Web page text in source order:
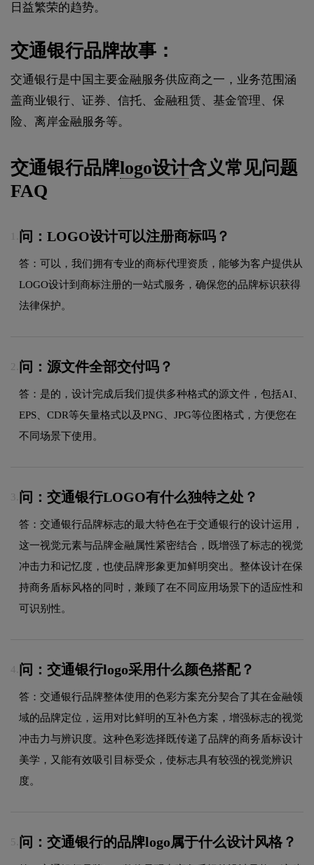
日益繁荣的趋势。
交通银行品牌故事：
交通银行是中国主要金融服务供应商之一，业务范围涵
盖商业银行、证券、信托、金融租赁、基金管理、保
险、离岸金融服务等。
交通银行品牌logo设计含义常见问题
FAQ
问：LOGO设计可以注册商标吗？
答：可以，我们拥有专业的商标代理资质，能够为客户提供从
LOGO设计到商标注册的一站式服务，确保您的品牌标识获得
法律保护。
2. 问：源文件全部交付吗？
答：是的，设计完成后我们提供多种格式的源文件，包括AI、
EPS、CDR等矢量格式以及PNG、JPG等位图格式，方便您在
不同场景下使用。
3. 问：交通银行LOGO有什么独特之处？
答：交通银行品牌标志的最大特色在于交通银行的设计运用，
这一视觉元素与品牌金融属性紧密结合，既增强了标志的视觉
冲击力和记忆度，也使品牌形象更加鲜明突出。整体设计在保
持商务盾标风格的同时，兼顾了在不同应用场景下的适应性和
可识别性。
4. 问：交通银行logo采用什么颜色搭配？
答：交通银行品牌整体使用的色彩方案充分契合了其在金融领
域的品牌定位，运用对比鲜明的互补色方案，增强标志的视觉
冲击力与辨识度。这种色彩选择既传递了品牌的商务盾标设计
美学，又能有效吸引目标受众，使标志具有较强的视觉辨识
度。
5. 问：交通银行的品牌logo属于什么设计风格？